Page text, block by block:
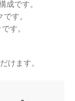
成です。
す。
す。
けます。